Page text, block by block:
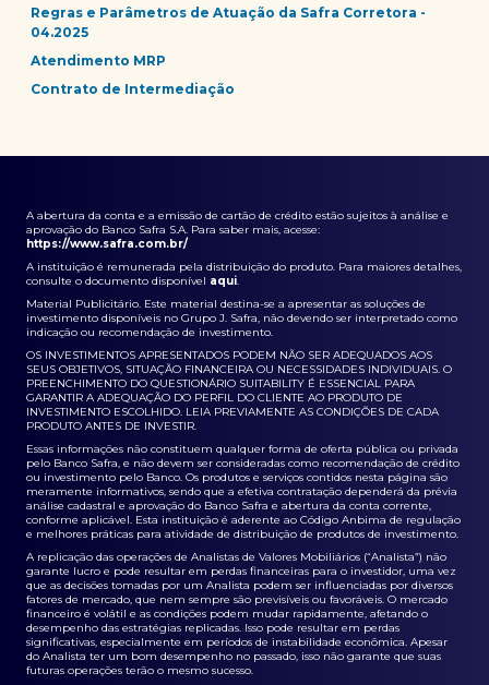
Regras e Parâmetros de Atuação da Safra Corretora -
04.2025
Atendimento MRP
Contrato de Intermediação
A abertura da conta e a emissão de cartão de crédito estão sujeitos à análise e
aprovação do Banco Safra S.A. Para saber mais, acesse:
https://www.safra.com.br/
A instituição é remunerada pela distribuição do produto. Para maiores detalhes,
consulte o documento disponível aqui.
Material Publicitário. Este material destina-se a apresentar as soluções de
investimento disponíveis no Grupo J. Safra, não devendo ser interpretado como
indicação ou recomendação de investimento.
OS INVESTIMENTOS APRESENTADOS PODEM NÃO SER ADEQUADOS AOS
SEUS OBJETIVOS, SITUAÇÃO FINANCEIRA OU NECESSIDADES INDIVIDUAIS. O
PREENCHIMENTO DO QUESTIONÁRIO SUITABILITY É ESSENCIAL PARA
GARANTIR A ADEQUAÇÃO DO PERFIL DO CLIENTE AO PRODUTO DE
INVESTIMENTO ESCOLHIDO. LEIA PREVIAMENTE AS CONDIÇÕES DE CADA
PRODUTO ANTES DE INVESTIR.
Essas informações não constituem qualquer forma de oferta pública ou privada
pelo Banco Safra, e não devem ser consideradas como recomendação de crédito
ou investimento pelo Banco. Os produtos e serviços contidos nesta página são
meramente informativos, sendo que a efetiva contratação dependerá da prévia
análise cadastral e aprovação do Banco Safra e abertura da conta corrente,
conforme aplicável. Esta instituição é aderente ao Código Anbima de regulação
e melhores práticas para atividade de distribuição de produtos de investimento.
A replicação das operações de Analistas de Valores Mobiliários (“Analista”) não
garante lucro e pode resultar em perdas financeiras para o investidor, uma vez
que as decisões tomadas por um Analista podem ser influenciadas por diversos
fatores de mercado, que nem sempre são previsíveis ou favoráveis. O mercado
financeiro é volátil e as condições podem mudar rapidamente, afetando o
desempenho das estratégias replicadas. Isso pode resultar em perdas
significativas, especialmente em períodos de instabilidade econômica. Apesar
do Analista ter um bom desempenho no passado, isso não garante que suas
futuras operações terão o mesmo sucesso.